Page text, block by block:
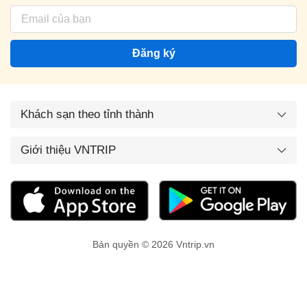
Đăng ký
Khách sạn theo tỉnh thành
Giới thiệu VNTRIP
Bản quyền © 2026 Vntrip.vn